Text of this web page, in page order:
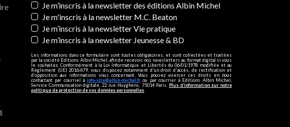
Newsletters
Je m’inscris à la newsletter des éditions Albin Michel
Je m'inscris à la newsletter M.C. Beaton
Je m’inscris à la newsletter Vie pratique
Je m’inscris à la newsletter Jeunesse & BD
Les informations dans ce formulaire sont toutes obligatoires, et sont collectées et traitées
par la société Editions Albin Michel, afin de recevoir nos newsletters au format digital si vous
le souhaitez. Conformément à la Loi Informatique et Libertés du 06/01/1978 modifiée et au
Règlement (UE) 2016/679, vous disposez notamment d'un droit d'accès, de rectification et
d’opposition aux informations vous concernant. Vous pouvez exercer ces droits en nous
contactant par courriel àinfo-site@albin-michel.fr ou par courrier à Editions Albin Michel,
Service Communication digitale, 22 rue Huyghens, 75014 Paris. Plus d’information sur notre
politique de protection de vos données personnelles